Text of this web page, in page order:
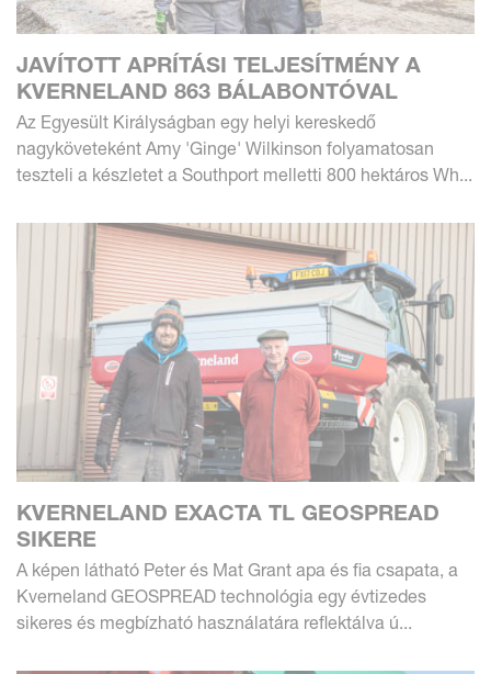
JAVÍTOTT APRÍTÁSI TELJESÍTMÉNY A
KVERNELAND 863 BÁLABONTÓVAL
Az Egyesült Királyságban egy helyi kereskedő
nagyköveteként Amy 'Ginge' Wilkinson folyamatosan
teszteli a készletet a Southport melletti 800 hektáros Wh...
KVERNELAND EXACTA TL GEOSPREAD
SIKERE
A képen látható Peter és Mat Grant apa és fia csapata, a
Kverneland GEOSPREAD technológia egy évtizedes
sikeres és megbízható használatára reflektálva ú...